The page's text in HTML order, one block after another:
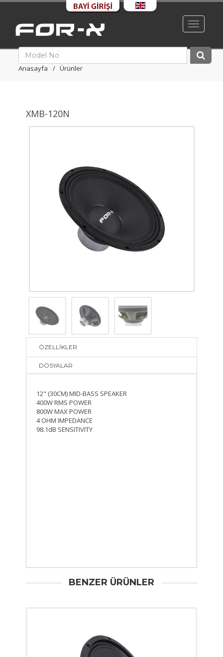
Toggle
Anasayfa Ürünler
XMB-120N
ÖZELLİKLER
DOSYALAR
12" (30CM) MID-BASS SPEAKER
400W RMS POWER
800W MAX POWER
4 OHM IMPEDANCE
98.1dB SENSITIVITY
BENZER ÜRÜNLER